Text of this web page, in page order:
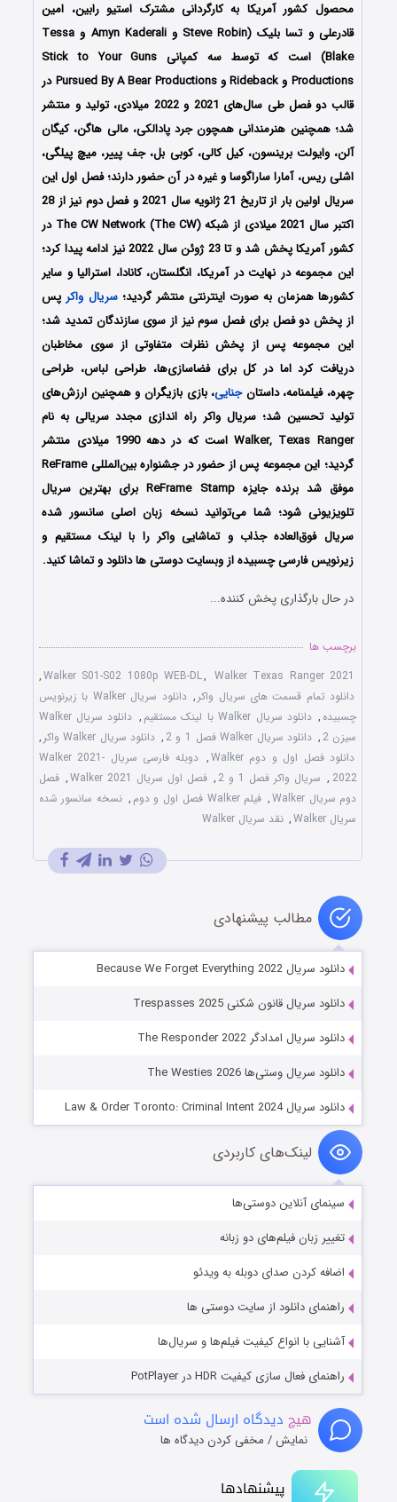
پیشنهادها
محصول کشور آمریکا به کارگردانی مشترک استیو رابین، امین
قادرعلی و تسا بلیک (Steve Robin و Amyn Kaderali و Tessa
Blake) است که توسط سه کمپانی Stick to Your Guns
Productions و Rideback و Pursued By A Bear Productions در
قالب دو فصل طی سال‌های 2021 و 2022 میلادی، تولید و منتشر
شد؛ همچنین هنرمندانی همچون جرد پادالکی، مالی هاگن، کیگان
آلن، وایولت برینسون، کیل کالی، کوبی بل، جف پییر، میچ پیلگی،
اشلی ریس، آمارا ساراگوسا و غیره در آن حضور دارند؛ فصل اول این
سریال اولین بار از تاریخ 21 ژانویه سال 2021 و فصل دوم نیز از 28
اکتبر سال 2021 میلادی از شبکه The CW Network (The CW) در
کشور آمریکا پخش شد و تا 23 ژوئن سال 2022 نیز ادامه پیدا کرد؛
این مجموعه در نهایت در آمریکا، انگلستان، کانادا، استرالیا و سایر
کشورها همزمان به صورت اینترنتی منتشر گردید؛سریال واکر پس
از پخش دو فصل برای فصل سوم نیز از سوی سازندگان تمدید شد؛
این مجموعه پس از پخش نظرات متفاوتی از سوی مخاطبان
دریافت کرد اما در کل برای فضاسازی‌ها، طراحی لباس، طراحی
چهره، فیلمنامه، داستانجنایی، بازی بازیگران و همچنین ارزش‌های
تولید تحسین شد؛ سریال واکر راه اندازی مجدد سریالی به نام
Walker, Texas Ranger است که در دهه 1990 میلادی منتشر
گردید؛ این مجموعه پس از حضور در جشنواره بین‌المللی ReFrame
موفق شد برنده جایزه ReFrame Stamp برای بهترین سریال
تلویزیونی شود؛ شما می‌توانید نسخه زبان اصلی سانسور شده
سریال فوق‌العاده جذاب و تماشایی واکر را با لینک مستقیم و
زیرنویس فارسی چسبیده از وبسایت دوستی ها دانلود و تماشا کنید.
در حال بارگذاری پخش کننده...
برچسب ها
Walker S01-S02 1080p WEB-DL, Walker Texas Ranger 2021
,
دانلود تمام قسمت های سریال واکر ,
دانلود سریال Walker با زیرنویس
چسبیده , دانلود سریال Walker با لینک مستقیم ,
دانلود سریال Walker
سیزن 2 , دانلود سریال Walker فصل 1 و 2 , دانلود سریال Walker واکر
,
دانلود فصل اول و دوم Walker
,
دوبله فارسی سریال Walker 2021-
2022
, سریال واکر فصل 1 و 2 , فصل اول سریال Walker 2021 , فصل
دوم سریال Walker
, فیلم Walker فصل اول و دوم , نسخه سانسور شده
سریال Walker
, نقد سریال Walker
مطالب پیشنهادی
دانلود سریال Because We Forget Everything 2022
دانلود سریال قانون شکنی Trespasses 2025
دانلود سریال امدادگر The Responder 2022
دانلود سریال وستی‌ها The Westies 2026
دانلود سریال Law & Order Toronto: Criminal Intent 2024
لینک‌های کاربردی
سینمای آنلاین دوستی‌ها
تغییر زبان فیلم‌های دو زبانه
اضافه کردن صدای دوبله به ویدئو
راهنمای دانلود از سایت دوستی ها
آشنایی با انواع کیفیت فیلم‌ها و سریال‌ها
راهنمای فعال سازی کیفیت HDR در PotPlayer
هیچ دیدگاه ارسال شده است
نمایش / مخفی کردن دیدگاه ها